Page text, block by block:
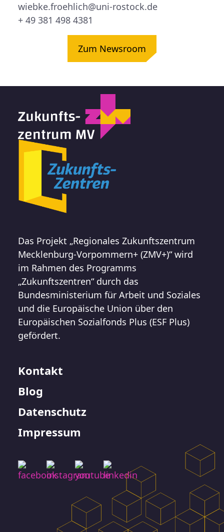
wiebke.froehlich@uni-rostock.de
+ 49 381 498 4381
Zum Newsroom
Das Projekt „Regionales Zukunftszentrum
Mecklenburg-Vorpommern+ (ZMV+)“ wird
im Rahmen des Programms
„Zukunftszentren“ durch das
Bundesministerium für Arbeit und Soziales
und die Europäische Union über den
Europäischen Sozialfonds Plus (ESF Plus)
gefördert.
Kontakt
Blog
Datenschutz
Impressum